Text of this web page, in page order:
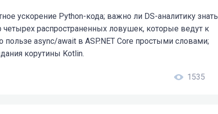
ускорение Python-кода; важно ли DS-аналитику знать
четырех распространенных ловушек, которые ведут к
пользе async/await в ASP.NET Core простыми словами;
корутины Kotlin.
1535